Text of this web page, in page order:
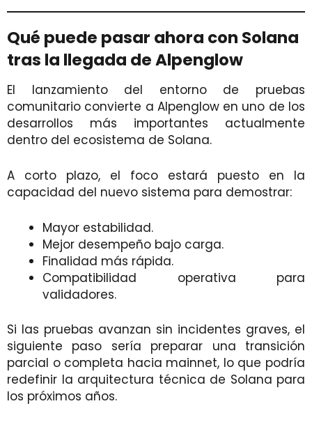
Qué puede pasar ahora con Solana
tras la llegada de Alpenglow
El lanzamiento del entorno de pruebas
comunitario convierte a Alpenglow en uno de los
desarrollos más importantes actualmente
dentro del ecosistema de Solana.
A corto plazo, el foco estará puesto en la
capacidad del nuevo sistema para demostrar:
Mayor estabilidad.
Mejor desempeño bajo carga.
Finalidad más rápida.
Compatibilidad operativa para
validadores.
Si las pruebas avanzan sin incidentes graves, el
siguiente paso sería preparar una transición
parcial o completa hacia mainnet, lo que podría
redefinir la arquitectura técnica de Solana para
los próximos años.